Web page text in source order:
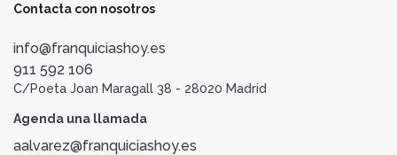
Contacta con nosotros
info@franquiciashoy.es
911 592 106
C/Poeta Joan Maragall 38 - 28020 Madrid
Agenda una llamada
aalvarez@franquiciashoy.es